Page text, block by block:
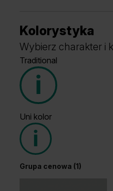
Kolorystyka
Wybierz charakter i
Traditional
Grupa cenowa (1)
Uni kolor
Grupa cenowa (1)